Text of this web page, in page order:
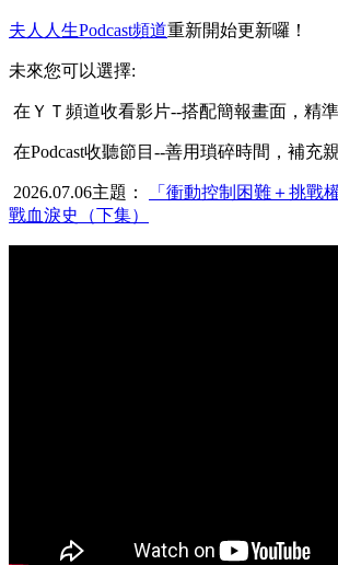
夫人人生Podcast頻道重新開始更新囉！
未來您可以選擇:
在ＹＴ頻道收看影片--搭配簡報畫面，精
在Podcast收聽節目--善用瑣碎時間，補充
2026.07.06主題：
「衝動控制困難＋挑戰
戰血淚史（下集）